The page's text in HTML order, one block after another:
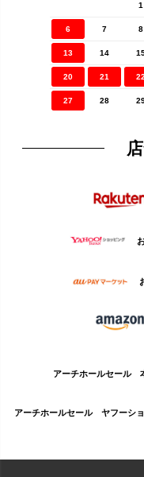
1
6 7 8
13 14
20 21 22
27 28
アーチホールセール
アーチホールセール ヤフーシ